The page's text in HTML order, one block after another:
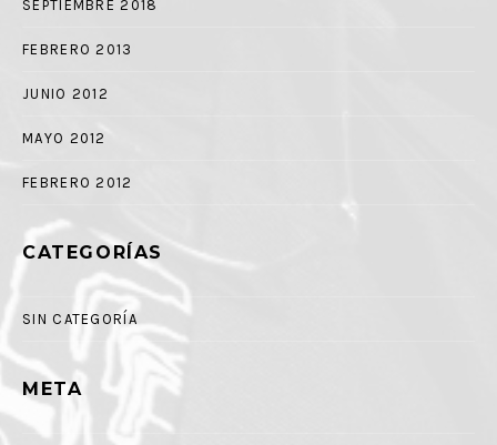
SEPTIEMBRE 2018
FEBRERO 2013
JUNIO 2012
MAYO 2012
FEBRERO 2012
CATEGORÍAS
SIN CATEGORÍA
META